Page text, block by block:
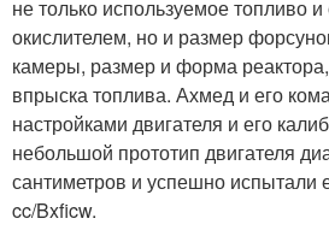
не только используемое топливо
окислителем, но и размер
камеры, размер и форма
впрыска топлива. Ахмед и его
настройками двигателя и его
небольшой прототип двигателя
сантиметров и успешно испытали
cc/Bxficw.